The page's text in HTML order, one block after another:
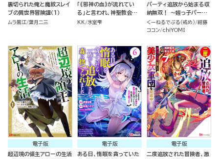
裏切られた俺と魔紋スレイ
ブの異世界冒険譚（１）
ムラ黒江 葉月二三
「《邪神の血》が流れてい
る」と言われ、神聖教会を
追放された神父です。 ～理
様も一緒についてきちゃい
ました～ （１）
KK 氷室雫
パーティ追放から始まる収
納無双！ ～姪っ子パーテ
ィといく最強ハーレム成り
上がり～ コミック版（分冊
くーねるでぶる（戒め） 紺藤
ココン chiYOMI
電子版
超辺境の領主アローの生活
電子版
ある日、惰眠を貪っていた
電子版
二度追放された冒険者、激